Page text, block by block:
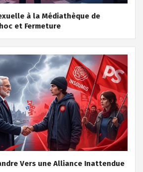
à la Médiathèque de
et Fermeture
Vers une Alliance Inattendue